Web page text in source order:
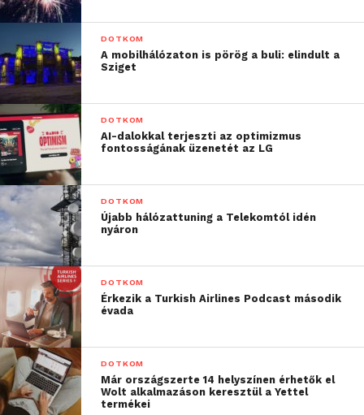
Yandex Metrika (internetes analitika)
A Yandex közleménye szerint:
“A Yandexet nem
hackelték meg.
Biztonsági szolgálatunk
egy belső adattárból
származó kódrészleteket
talált a nyilvánosság
számára elérhető
felületeken, de a
tartalom eltér a Yandex
szolgáltatásaiban
használt adattár jelenlegi
verziójától.”
DOTKOM
A mobilhálózaton is pörög a buli: elindult a
Sziget
DOTKOM
AI-dalokkal terjeszti az optimizmus
fontosságának üzenetét az LG
DOTKOM
Újabb hálózattuning a Telekomtól idén
nyáron
DOTKOM
Érkezik a Turkish Airlines Podcast második
évada
DOTKOM
Már országszerte 14 helyszínen érhetők el
Wolt alkalmazáson keresztül a Yettel
termékei